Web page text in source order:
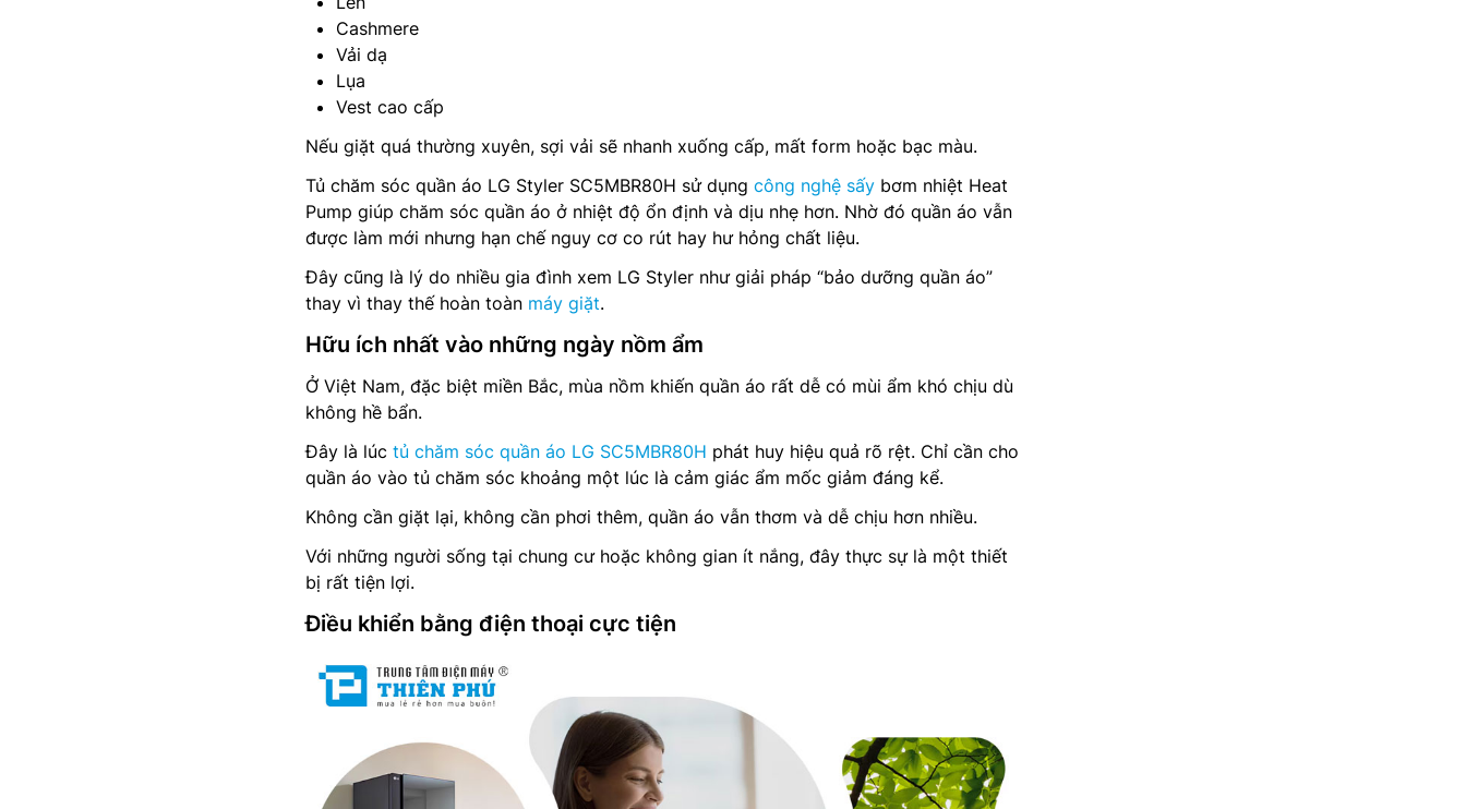
Cashmere
Vải dạ
Lụa
Vest cao cấp
Nếu giặt quá thường xuyên, sợi vải sẽ nhanh xuống cấp, mất form hoặc bạc màu.
Tủ chăm sóc quần áo LG Styler SC5MBR80H sử dụng công nghệ sấy bơm nhiệt Heat
Pump giúp chăm sóc quần áo ở nhiệt độ ổn định và dịu nhẹ hơn. Nhờ đó quần áo vẫn
được làm mới nhưng hạn chế nguy cơ co rút hay hư hỏng chất liệu.
Đây cũng là lý do nhiều gia đình xem LG Styler như giải pháp “bảo dưỡng quần áo”
thay vì thay thế hoàn toàn máy giặt.
Hữu ích nhất vào những ngày nồm ẩm
Ở Việt Nam, đặc biệt miền Bắc, mùa nồm khiến quần áo rất dễ có mùi ẩm khó chịu dù
không hề bẩn.
Đây là lúc tủ chăm sóc quần áo LG SC5MBR80H phát huy hiệu quả rõ rệt. Chỉ cần cho
quần áo vào tủ chăm sóc khoảng một lúc là cảm giác ẩm mốc giảm đáng kể.
Không cần giặt lại, không cần phơi thêm, quần áo vẫn thơm và dễ chịu hơn nhiều.
Với những người sống tại chung cư hoặc không gian ít nắng, đây thực sự là một thiết
bị rất tiện lợi.
Điều khiển bằng điện thoại cực tiện